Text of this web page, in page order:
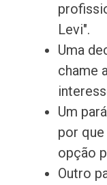
Levi".
Uma
chame
Um
por
opção
Outro